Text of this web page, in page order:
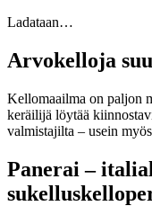
Ladataan…
Arvokelloja
Kellomaailma on paljon
keräilijä löytää
valmistajilta – usein
Panerai –